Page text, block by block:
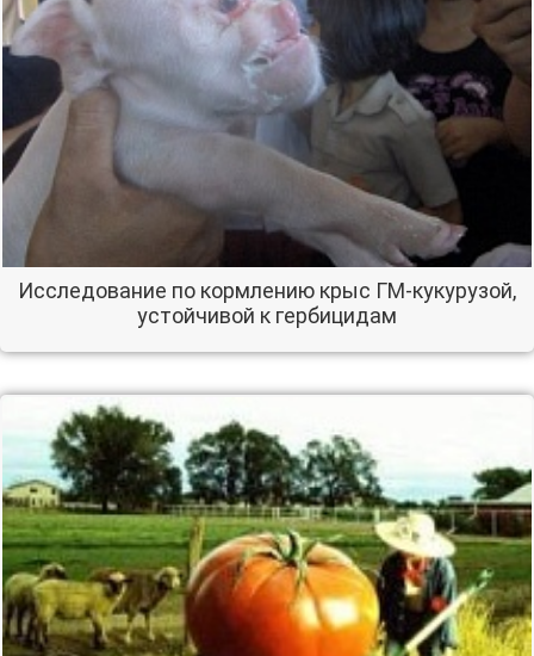
Исследование по кормлению крыс ГМ-кукурузой,
устойчивой к гербицидам